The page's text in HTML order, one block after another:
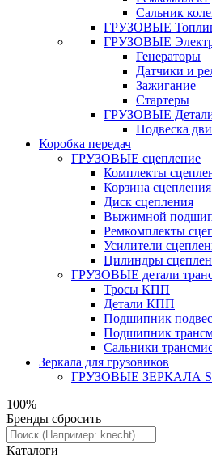
Сальник
ГРУЗОВЫЕ
ГРУЗОВЫЕ
Генераторы
Датчики и
Зажигание
Стартеры
ГРУЗОВЫЕ Детали
Подвеска
Коробка передач
ГРУЗОВЫЕ сцепление
Комплекты
Корзина сцепления
Диск сцепления
Выжимной
Ремкомплекты
Усилители
Цилиндры
ГРУЗОВЫЕ детали
Тросы КПП
Детали КПП
Подшипник
Подшипник
Сальники
Зеркала для грузовиков
ГРУЗОВЫЕ ЗЕРКАЛА
100%
Бренды сбросить
Каталоги